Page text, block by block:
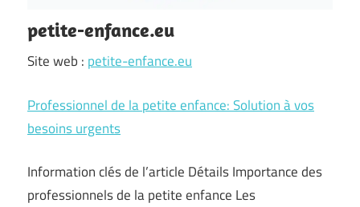
petite-enfance.eu
Site web : petite-enfance.eu
Professionnel de la petite enfance: Solution à vos
besoins urgents
Information clés de l’article Détails Importance des
professionnels de la petite enfance Les